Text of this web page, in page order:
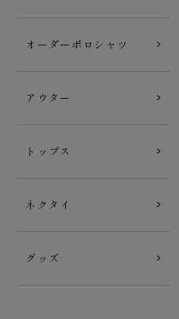
オーダーポロシャツ
アウター
トップス
ネクタイ
グッズ